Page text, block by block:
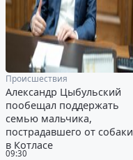
09:30
Происшествия
Александр Цыбульский
пообещал поддержать
семью мальчика,
пострадавшего от собаки
в Котласе